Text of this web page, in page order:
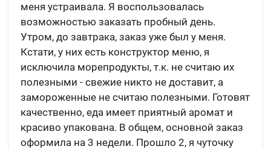
меня устраивала. Я воспользовалась
возможностью заказать пробный день.
Утром, до завтрака, заказ уже был у меня.
Кстати, у них есть конструктор меню, я
исключила морепродукты, т.к. не считаю их
полезными - свежие никто не доставит, а
замороженные не считаю полезными. Готовят
качественно, еда имеет приятный аромат и
красиво упакована. В общем, основной заказ
оформила на 3 недели. Прошло 2, я чуточку